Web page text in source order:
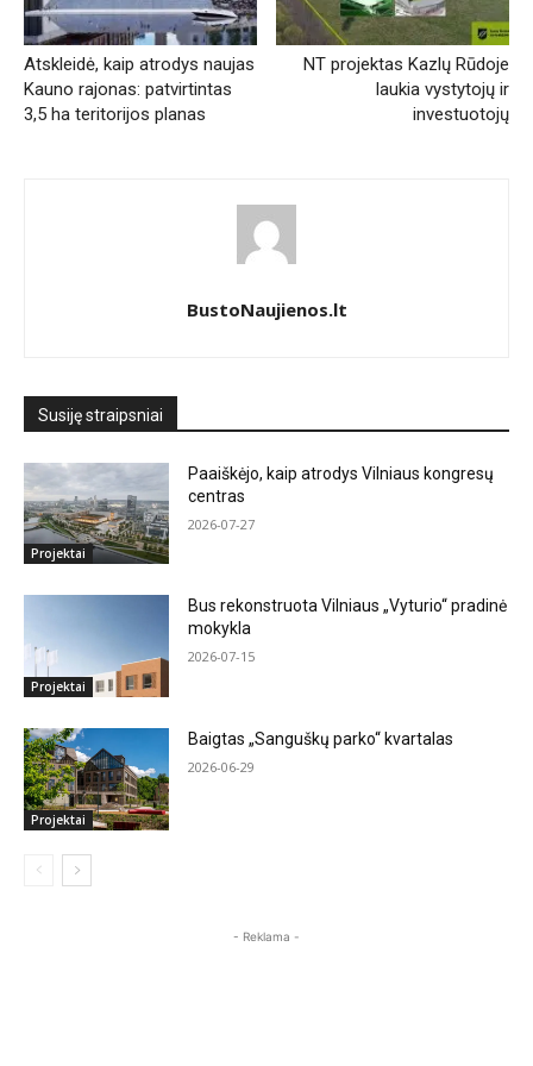
Atskleidė, kaip atrodys naujas
Kauno rajonas: patvirtintas
3,5 ha teritorijos planas
NT projektas Kazlų Rūdoje
laukia vystytojų ir
investuotojų
BustoNaujienos.lt
Susiję straipsniai
Projektai
Paaiškėjo, kaip atrodys Vilniaus kongresų
centras
2026-07-27
Projektai
Bus rekonstruota Vilniaus „Vyturio“ pradinė
mokykla
2026-07-15
Projektai
Baigtas „Sanguškų parko“ kvartalas
2026-06-29
- Reklama -